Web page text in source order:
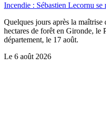
Incendie : Sébastien Lecornu
Quelques jours après la
hectares de forêt en Gironde, le
département, le 17 août.
Le 6 août 2026